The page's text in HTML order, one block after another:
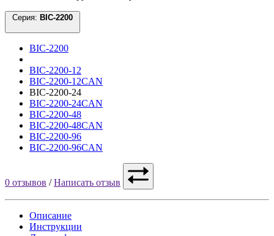
Серия:
BIC-2200
BIC-2200-12
BIC-2200-12CAN
BIC-2200-24
BIC-2200-24CAN
BIC-2200-48
BIC-2200-48CAN
BIC-2200-96
BIC-2200-96CAN
0 отзывов /Написать отзыв
Описание
Инструкции